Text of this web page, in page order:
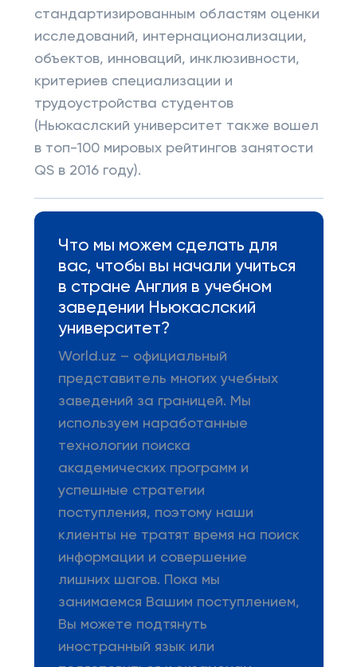
стандартизированным областям оценки
исследований, интернационализации,
объектов, инноваций, инклюзивности,
критериев специализации и
трудоустройства студентов
(Ньюкаслский университет также вошел
в топ-100 мировых рейтингов занятости
QS в 2016 году).
Что мы можем сделать для
вас, чтобы вы начали учиться
в стране Англия в учебном
заведении Ньюкаслский
университет?
World.uz – официальный
представитель многих учебных
заведений за границей. Мы
используем наработанные
технологии поиска
академических программ и
успешные стратегии
поступления, поэтому наши
клиенты не тратят время на поиск
информации и совершение
лишних шагов. Пока мы
занимаемся Вашим поступлением,
Вы можете подтянуть
иностранный язык или